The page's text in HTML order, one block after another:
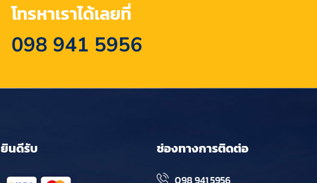
โทรหาเราได้เลยที่
098 941 5956
ยินดีรับ ช่องทางการติดต่อ
098 941 5956